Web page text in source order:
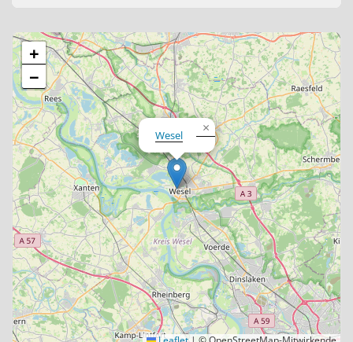
Wesel ×
+
−